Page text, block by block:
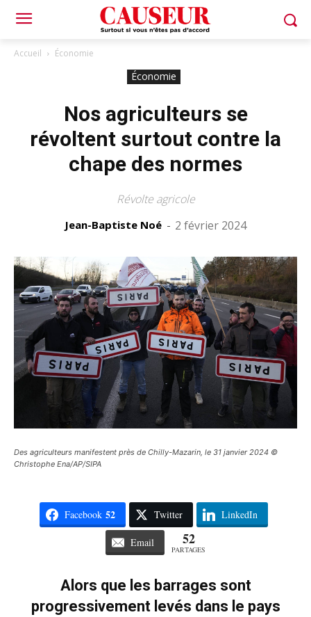
Accueil Économie
Économie
Nos agriculteurs se
révoltent surtout contre la
chape des normes
Révolte agricole
Jean-Baptiste Noé - 2 février 2024
Des agriculteurs manifestent près de Chilly-Mazarin, le 31 janvier 2024 ©
Christophe Ena/AP/SIPA
Facebook 52 Twitter LinkedIn
Email 52
PARTAGES
Alors que les barrages sont
progressivement levés dans le pays